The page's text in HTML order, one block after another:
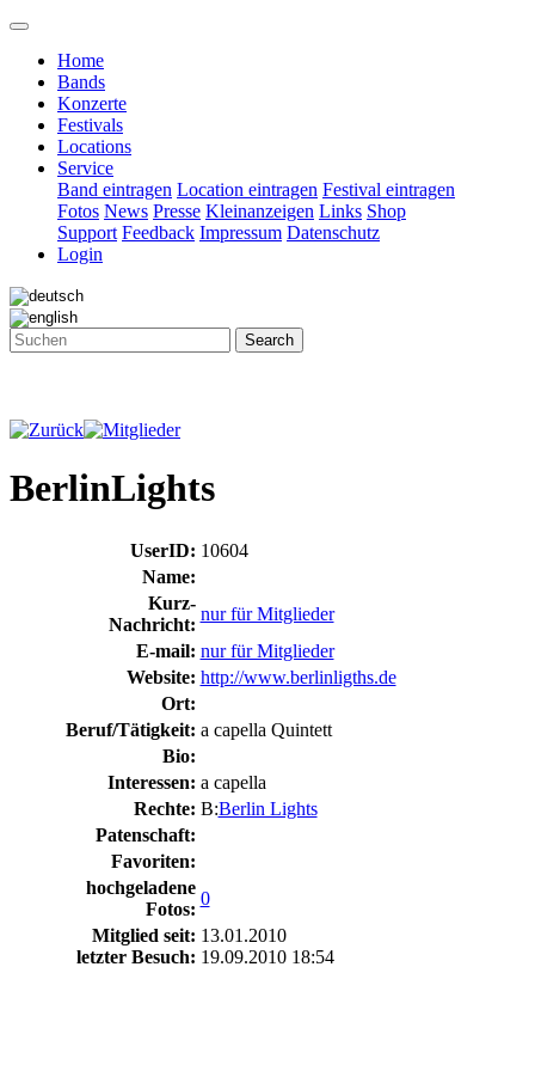
Home
Bands
Konzerte
Festivals
Locations
Service
Band eintragen Location eintragen Festival eintragen
Fotos News Presse Kleinanzeigen Links Shop
Support Feedback Impressum Datenschutz
Login
Search
BerlinLights
UserID: 10604
Name:
Kurz-
Nachricht:
nur für Mitglieder
E-mail: nur für Mitglieder
Website: http://www.berlinligths.de
Ort:
Beruf/Tätigkeit: a capella Quintett
Bio:
Interessen: a capella
Rechte: B:Berlin Lights
Patenschaft:
Favoriten:
hochgeladene
Fotos:
0
Mitglied seit:
letzter Besuch:
13.01.2010
19.09.2010 18:54